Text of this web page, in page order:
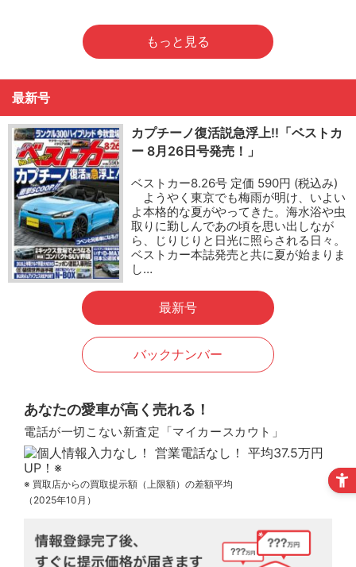
もっと見る
最新号
カプチーノ復活説急浮上!!「ベストカ
ー 8月26日号発売！」
ベストカー8.26号 定価 590円 (税込み)
ようやく東京でも梅雨が明け、いよい
よ本格的な夏がやってきた。海水浴や虫
取りに勤しんであの頃を思い出しなが
ら、じりじりと日光に照らされる日々。
ベストカー本誌発売と共に夏が始まりま
し…
最新号
バックナンバー
あなたの愛車が高く売れる！
電話が一切こない新査定「マイカースカウト」
※ 買取店からの買取提示額（上限額）の差額平均
（2025年10月）